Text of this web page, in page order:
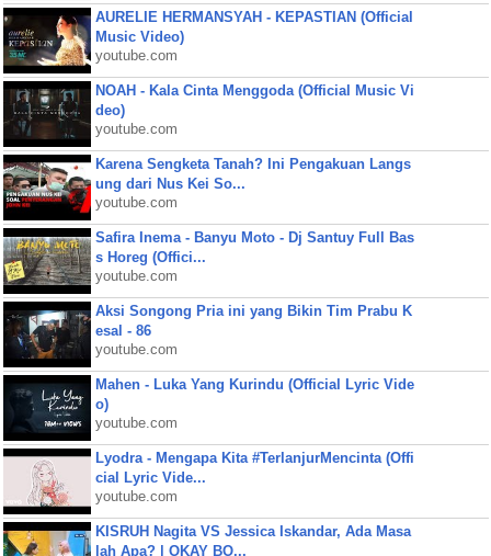
AURELIE HERMANSYAH - KEPASTIAN (Official
Music Video)
youtube.com
NOAH - Kala Cinta Menggoda (Official Music Vi
deo)
youtube.com
Karena Sengketa Tanah? Ini Pengakuan Langs
ung dari Nus Kei So...
youtube.com
Safira Inema - Banyu Moto - Dj Santuy Full Bas
s Horeg (Offici...
youtube.com
Aksi Songong Pria ini yang Bikin Tim Prabu K
esal - 86
youtube.com
Mahen - Luka Yang Kurindu (Official Lyric Vide
o)
youtube.com
Lyodra - Mengapa Kita #TerlanjurMencinta (Offi
cial Lyric Vide...
youtube.com
KISRUH Nagita VS Jessica Iskandar, Ada Masa
lah Apa? | OKAY BO...